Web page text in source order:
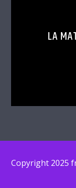
LA
Copyright 2025